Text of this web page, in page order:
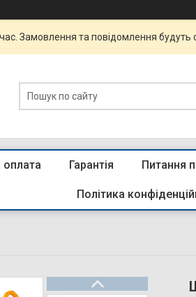
Замовлення та повідомлення
Гарантія Питання
Політика